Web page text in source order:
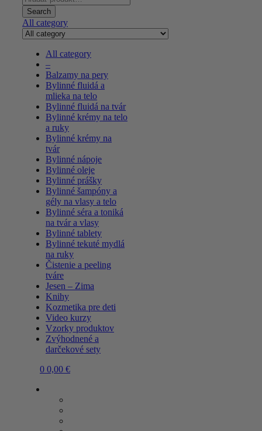
for:Search
All category
All category
–
Balzamy na pery
Bylinné fluidá a
mlieka na telo
Bylinné fluidá na tvár
Bylinné krémy na telo
a ruky
Bylinné krémy na
tvár
Bylinné nápoje
Bylinné oleje
Bylinné prášky
Bylinné šampóny a
gély na vlasy a telo
Bylinné séra a toniká
na tvár a vlasy
Bylinné tablety
Bylinné tekuté mydlá
na ruky
Čistenie a peeling
tváre
Jesen – Zima
Knihy
Kozmetika pre deti
Video kurzy
Vzorky produktov
Zvýhodnené a
darčekové sety
0 0,00 €